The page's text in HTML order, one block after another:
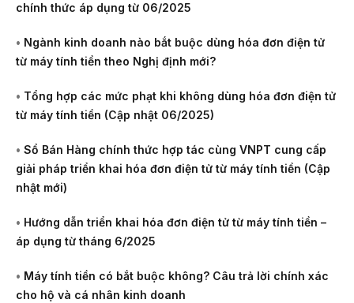
chính thức áp dụng từ 06/2025
• Ngành kinh doanh nào bắt buộc dùng hóa đơn điện tử
từ máy tính tiền theo Nghị định mới?
• Tổng hợp các mức phạt khi không dùng hóa đơn điện tử
từ máy tính tiền (Cập nhật 06/2025)
• Sổ Bán Hàng chính thức hợp tác cùng VNPT cung cấp
giải pháp triển khai hóa đơn điện tử từ máy tính tiền (Cập
nhật mới)
• Hướng dẫn triển khai hóa đơn điện tử từ máy tính tiền –
áp dụng từ tháng 6/2025
• Máy tính tiền có bắt buộc không? Câu trả lời chính xác
cho hộ và cá nhân kinh doanh